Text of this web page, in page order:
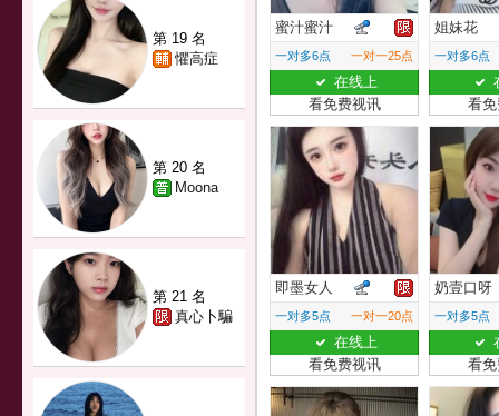
第 19 名
懼高症
第 20 名
Moona
第 21 名
真心卜騙
蜜汁蜜汁
一对多6点 一对一25点
在线上
看免费视讯
姐妹花
一对多6点
看
即墨女人
一对多5点 一对一20点
在线上
看免费视讯
奶壹口呀
一对多5点
看